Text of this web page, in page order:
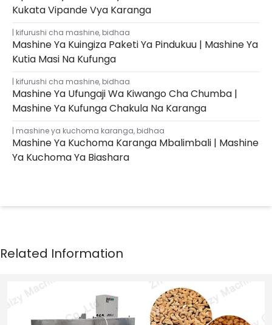
Kukata Vipande Vya Karanga
kifurushi cha mashine, bidhaa
Mashine Ya Kuingiza Paketi Ya Pindukuu | Mashine Ya
Kutia Masi Na Kufunga
kifurushi cha mashine, bidhaa
Mashine Ya Ufungaji Wa Kiwango Cha Chumba |
Mashine Ya Kufunga Chakula Na Karanga
mashine ya kuchoma karanga, bidhaa
Mashine Ya Kuchoma Karanga Mbalimbali | Mashine
Ya Kuchoma Ya Biashara